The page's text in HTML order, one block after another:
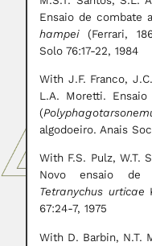
Ensaio de combate
hampei(Ferrari,
Solo 76:17-22, 1984
With J.F. Franco,
L.A. Moretti.
(
algodoeiro. Anais
With F.S. Pulz, W.T.
Novo ensaio de
Tetranychus urticae
67:24-7, 1975
With D. Barbin, N.T.